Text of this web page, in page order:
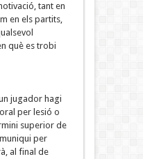
tant en
en els partits,
què es trobi
jugador hagi
per lesió o
superior de
per
al final de